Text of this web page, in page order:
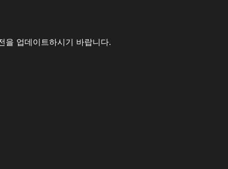
을 업데이트하시기 바랍니다.